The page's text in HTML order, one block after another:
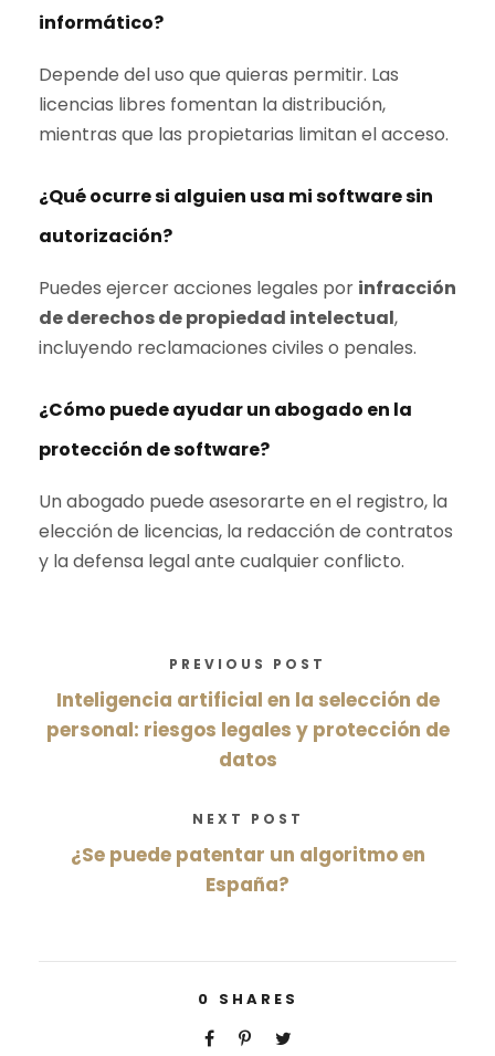
informático?
Depende del uso que quieras permitir. Las
licencias libres fomentan la distribución,
mientras que las propietarias limitan el acceso.
¿Qué ocurre si alguien usa mi software sin
autorización?
Puedes ejercer acciones legales por infracción
de derechos de propiedad intelectual,
incluyendo reclamaciones civiles o penales.
¿Cómo puede ayudar un abogado en la
protección de software?
Un abogado puede asesorarte en el registro, la
elección de licencias, la redacción de contratos
y la defensa legal ante cualquier conflicto.
PREVIOUS POST
Inteligencia artificial en la selección de
personal: riesgos legales y protección de
datos
NEXT POST
¿Se puede patentar un algoritmo en
España?
0 SHARES